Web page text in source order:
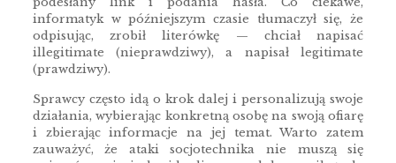
informatyk w późniejszym czasie tłumaczył się, że
odpisując, zrobił literówkę — chciał napisać
illegitimate (nieprawdziwy), a napisał legitimate
(prawdziwy).
Sprawcy często idą o krok dalej i personalizują swoje
działania, wybierając konkretną osobę na swoją ofiarę
i zbierając informacje na jej temat. Warto zatem
zauważyć, że ataki socjotechnika nie muszą się